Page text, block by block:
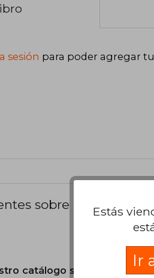
sesión para poder agregar
sobre el libro
catálogo son Originales.
Estás
Ir